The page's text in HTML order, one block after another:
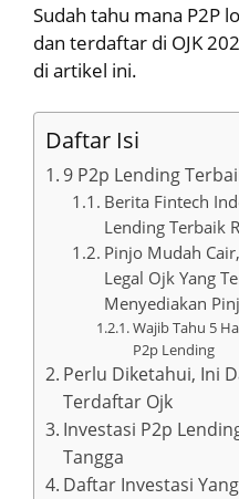
Sudah tahu mana P2P
dan terdaftar di OJK
di artikel ini.
Daftar Isi
9 P2p Lending
Berita Fintech
Lending Terbaik
Pinjo Mudah
Legal Ojk Yang
Menyediakan
Wajib Tahu 5
P2p Lending
Perlu Diketahui, Ini
Terdaftar Ojk
Investasi P2p
Tangga
Daftar Investasi